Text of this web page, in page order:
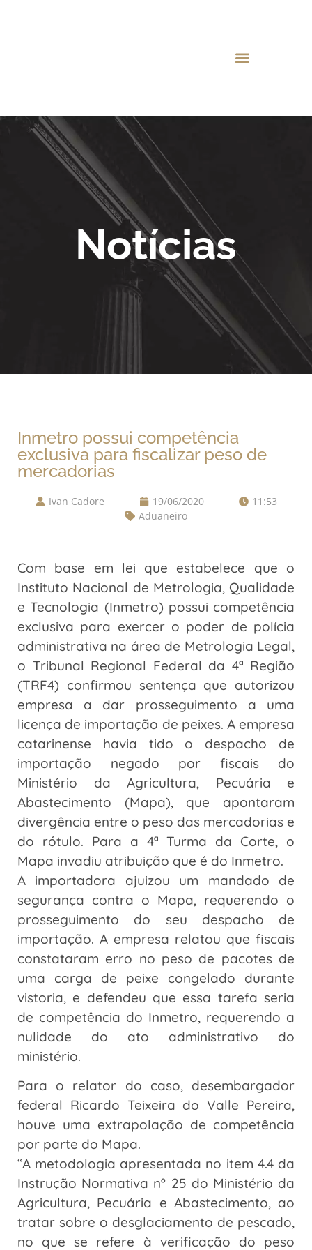
Notícias
Inmetro possui competência
exclusiva para fiscalizar peso de
mercadorias
Ivan Cadore 19/06/2020
11:53
Aduaneiro
Com base em lei que estabelece que o
Instituto Nacional de Metrologia, Qualidade
e Tecnologia (Inmetro) possui competência
exclusiva para exercer o poder de polícia
administrativa na área de Metrologia Legal,
o Tribunal Regional Federal da 4ª Região
(TRF4) confirmou sentença que autorizou
empresa a dar prosseguimento a uma
licença de importação de peixes. A empresa
catarinense havia tido o despacho de
importação negado por fiscais do
Ministério da Agricultura, Pecuária e
Abastecimento (Mapa), que apontaram
divergência entre o peso das mercadorias e
do rótulo. Para a 4ª Turma da Corte, o
Mapa invadiu atribuição que é do Inmetro.
A importadora ajuizou um mandado de
segurança contra o Mapa, requerendo o
prosseguimento do seu despacho de
importação. A empresa relatou que fiscais
constataram erro no peso de pacotes de
uma carga de peixe congelado durante
vistoria, e defendeu que essa tarefa seria
de competência do Inmetro, requerendo a
nulidade do ato administrativo do
ministério.
Para o relator do caso, desembargador
federal Ricardo Teixeira do Valle Pereira,
houve uma extrapolação de competência
por parte do Mapa.
“A metodologia apresentada no item 4.4 da
Instrução Normativa nº 25 do Ministério da
Agricultura, Pecuária e Abastecimento, ao
tratar sobre o desglaciamento de pescado,
no que se refere à verificação do peso